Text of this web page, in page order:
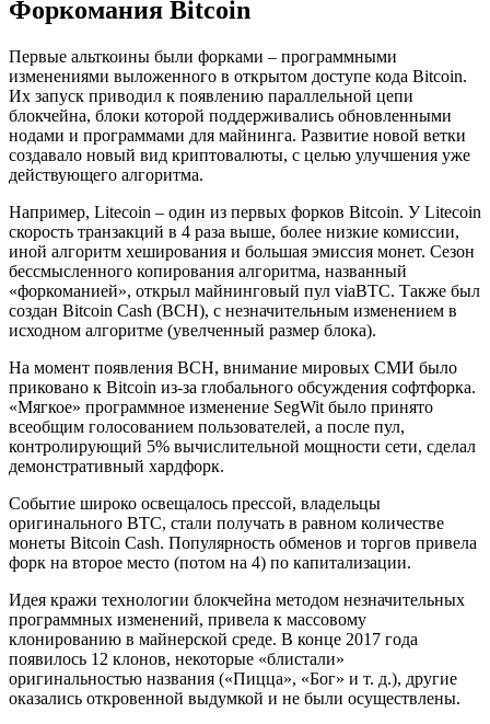
Форкомания Bitcoin
Первые альткоины были форками – программными
изменениями выложенного в открытом доступе кода Bitcoin.
Их запуск приводил к появлению параллельной цепи
блокчейна, блоки которой поддерживались обновленными
нодами и программами для майнинга. Развитие новой ветки
создавало новый вид криптовалюты, с целью улучшения уже
действующего алгоритма.
Например, Litecoin – один из первых форков Bitcoin. У Litecoin
скорость транзакций в 4 раза выше, более низкие комиссии,
иной алгоритм хеширования и большая эмиссия монет. Сезон
бессмысленного копирования алгоритма, названный
«форкоманией», открыл майнинговый пул viaBTC. Также был
создан Bitcoin Cash (BCH), с незначительным изменением в
исходном алгоритме (увелченный размер блока).
На момент появления BCH, внимание мировых СМИ было
приковано к Bitcoin из-за глобального обсуждения софтфорка.
«Мягкое» программное изменение SegWit было принято
всеобщим голосованием пользователей, а после пул,
контролирующий 5% вычислительной мощности сети, сделал
демонстративный хардфорк.
Событие широко освещалось прессой, владельцы
оригинального BTC, стали получать в равном количестве
монеты Bitcoin Cash. Популярность обменов и торгов привела
форк на второе место (потом на 4) по капитализации.
Идея кражи технологии блокчейна методом незначительных
программных изменений, привела к массовому
клонированию в майнерской среде. В конце 2017 года
появилось 12 клонов, некоторые «блистали»
оригинальностью названия («Пицца», «Бог» и т. д.), другие
оказались откровенной выдумкой и не были осуществлены.